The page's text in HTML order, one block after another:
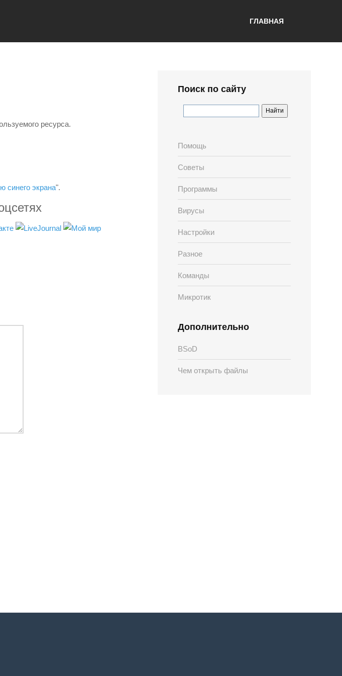
ГЛАВНАЯ
ресурса.
синего экрана".
Поиск по сайту
Помощь
Советы
Программы
Вирусы
Настройки
Разное
Команды
Микротик
Дополнительно
BSoD
Чем открыть файлы